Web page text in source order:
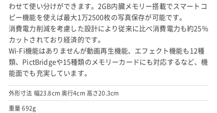
わせて使い分けができます。2GB内臓メモリー搭載でスマートコ
ピー機能を使えば最大1万2500枚の写真保存が可能です。
消費電力削減を考慮した設計により従来に比べ消費電力も約25%
カットされており経済的です。
Wi-Fi機能はありませんが動画再生機能、エフェクト機能も12種
類、PictBridgeや15種類のメモリーカードにも対応するなど、機
能面でも充実しています。
外形寸法 幅23.8cm 奥行4cm 高さ20.3cm
重量 692g